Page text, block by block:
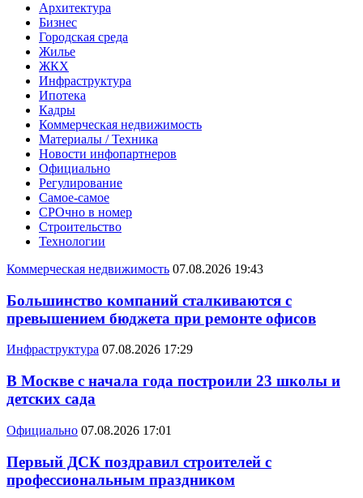
Архитектура
Бизнес
Городская среда
Жилье
ЖКХ
Инфраструктура
Ипотека
Кадры
Коммерческая недвижимость
Материалы / Техника
Новости инфопартнеров
Официально
Регулирование
Самое-самое
СРОчно в номер
Строительство
Технологии
Коммерческая недвижимость 07.08.2026 19:43
Большинство компаний сталкиваются с
превышением бюджета при ремонте офисов
Инфраструктура 07.08.2026 17:29
В Москве с начала года построили 23 школы и
детских сада
Официально 07.08.2026 17:01
Первый ДСК поздравил строителей с
профессиональным праздником